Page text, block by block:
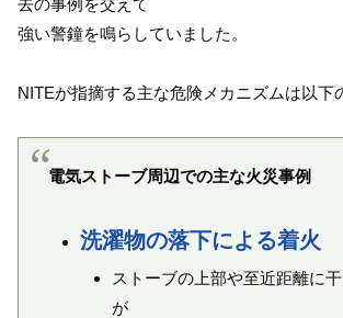
去の事例を交えて
強い警鐘を鳴らしていました。
NITEが指摘する主な危険メカニズムは以下
電気ストーブ周辺での主な火災事例
洗濯物の落下による着火
ストーブの上部や至近距離に
が